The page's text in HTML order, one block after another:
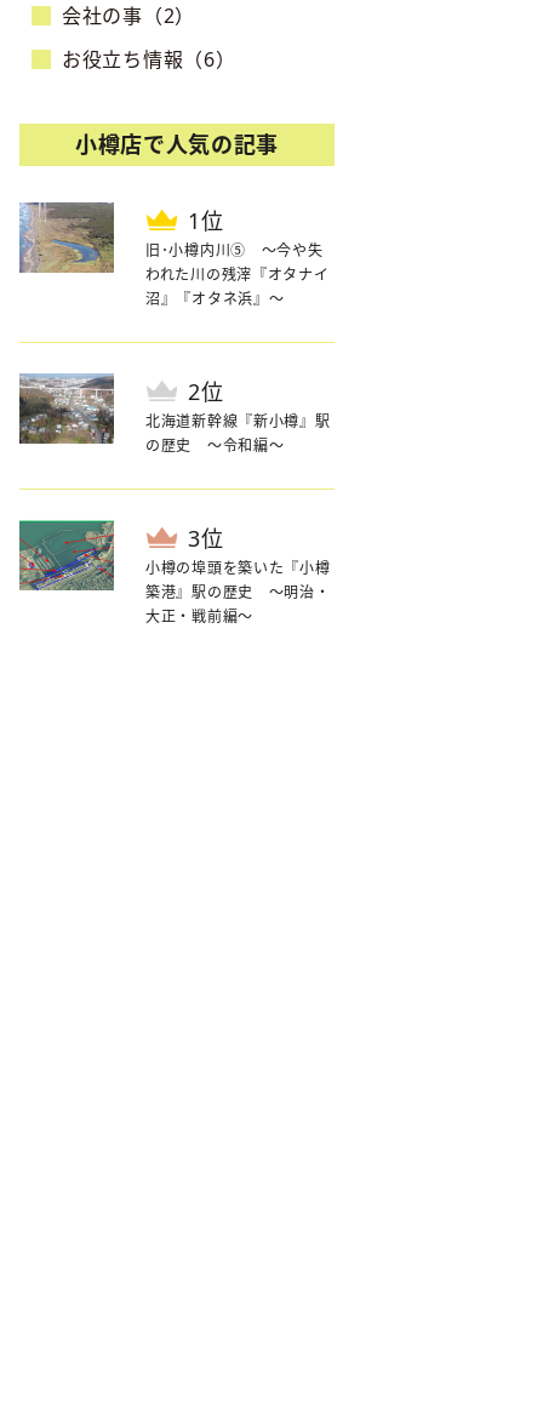
会社の事（2）
お役立ち情報（6）
小樽店で人気の記事
位
旧･小樽内川⑤ ～今や失
われた川の残滓『オタナイ
沼』『オタネ浜』～
位
北海道新幹線『新小樽』駅
の歴史 〜令和編〜
位
小樽の埠頭を築いた『小樽
築港』駅の歴史 ～明治・
大正・戦前編～